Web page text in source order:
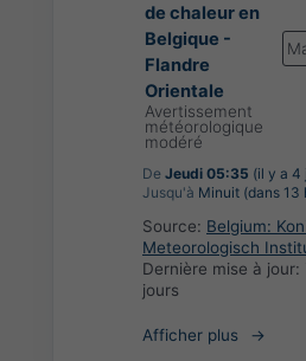
de chaleur en
Belgique -
Flandre
Orientale
Avertissement
météorologique
modéré
De Jeudi 05:35 (il y a 4
Jusqu'à Minuit (dans 13
Source: Belgium:
Meteorologisch
Dernière mise à jour:
jours
Afficher plus